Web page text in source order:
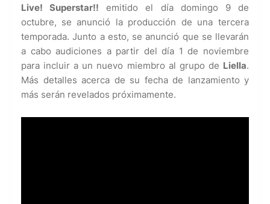
Live! Superstar!! emitido el día domingo 9 de
octubre, se anunció la producción de una tercera
temporada. Junto a esto, se anunció que se llevarán
a cabo audiciones a partir del día 1 de noviembre
para incluir a un nuevo miembro al grupo de Liella.
Más detalles acerca de su fecha de lanzamiento y
más serán revelados próximamente.